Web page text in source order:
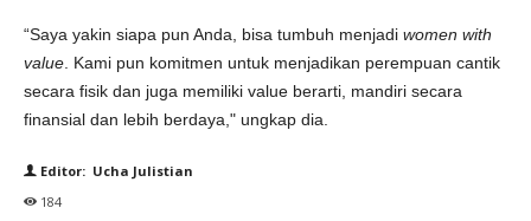
“Saya yakin siapa pun Anda, bisa tumbuh menjadi women with
value . Kami pun komitmen untuk menjadikan perempuan cantik
secara fisik dan juga memiliki value berarti, mandiri secara
finansial dan lebih berdaya," ungkap dia.
Editor: Ucha Julistian
184